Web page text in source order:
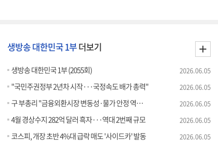
생방송 대한민국 1부더보기
생방송 대한민국 1부 (2055회) 2026.06.05
"국민주권정부 2년차 시작···국정속도 배가 총력" 2026.06.05
구 부총리 "금융외환시장 변동성·물가 안정 역량 집중" 2026.06.05
4월 경상수지 282억 달러 흑자···역대 2번째 규모 2026.06.05
코스피, 개장 초반 4%대 급락 매도 '사이드카' 발동 2026.06.05